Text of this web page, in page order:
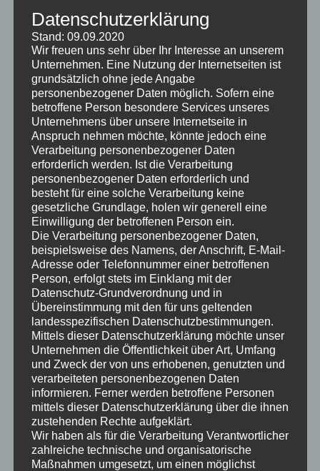
Muss die komplette Wohnung dunkel
werden oder nur der Heimkino-Raum?
Nur der Heimkino-Raum selbst muss dunkel gestaltet
werden. Alle anderen Räume bleiben unverändert. Der
Übergang kann durch eine dunkle Türzarge oder einen
dunklen Türrahmen abgemildert werden, damit der
Kontrast zum restlichen Wohnbereich weniger abrupt
wirkt.
Wie bereitet man einen Altbau-
Untergrund für dunkle Heimkino-
Farben vor?
Der Untergrund muss vollständig von alten Tapeten
befreit und auf Risse geprüft werden. Anschließend
folgt eine Ausgleichsspachtelung, Schleifarbeiten und
das Aufbringen eines geeigneten Haftgrundes. Erst
dann wird die dunkle Deckfarbe in mindestens zwei bis
drei Lagen aufgetragen. Dieser Mehraufwand ist bei
dunklen Farben unverzichtbar, da jede
Unregelmäßigkeit sichtbar wird.
Gibt es in Friedrichshagen Maler, die
Erfahrung mit Heimkino-Projekten
haben?
Datenschutzerklärung
Stand: 09.09.2020
Wir freuen uns sehr über Ihr Interesse an unserem
Unternehmen. Eine Nutzung der Internetseiten ist
grundsätzlich ohne jede Angabe
personenbezogener Daten möglich. Sofern eine
betroffene Person besondere Services unseres
Unternehmens über unsere Internetseite in
Anspruch nehmen möchte, könnte jedoch eine
Verarbeitung personenbezogener Daten
erforderlich werden. Ist die Verarbeitung
personenbezogener Daten erforderlich und
besteht für eine solche Verarbeitung keine
gesetzliche Grundlage, holen wir generell eine
Einwilligung der betroffenen Person ein.
Die Verarbeitung personenbezogener Daten,
beispielsweise des Namens, der Anschrift, E-Mail-
Adresse oder Telefonnummer einer betroffenen
Person, erfolgt stets im Einklang mit der
Datenschutz-Grundverordnung und in
Übereinstimmung mit den für uns geltenden
landesspezifischen Datenschutzbestimmungen.
Mittels dieser Datenschutzerklärung möchte unser
Unternehmen die Öffentlichkeit über Art, Umfang
und Zweck der von uns erhobenen, genutzten und
verarbeiteten personenbezogenen Daten
informieren. Ferner werden betroffene Personen
mittels dieser Datenschutzerklärung über die ihnen
zustehenden Rechte aufgeklärt.
Wir haben als für die Verarbeitung Verantwortlicher
zahlreiche technische und organisatorische
Maßnahmen umgesetzt, um einen möglichst